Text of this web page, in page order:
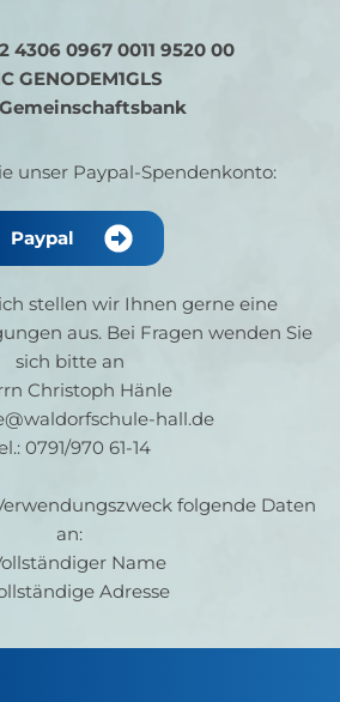
4306 0967 0011 9520 00
GENODEM1GLS
unser Paypal-Spendenkonto:
Paypal
stellen wir Ihnen gerne eine
aus. Bei Fragen wenden Sie
sich bitte an
Christoph Hänle
hall.de
0791/970 61-14
folgende Daten
an:
Name
Adresse